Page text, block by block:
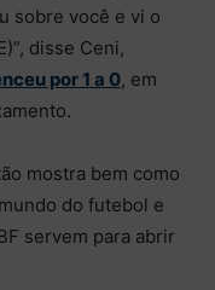
sobre você e vi o
disse Ceni,
por 1 a 0, em
mostra bem como
do futebol e
servem para abrir